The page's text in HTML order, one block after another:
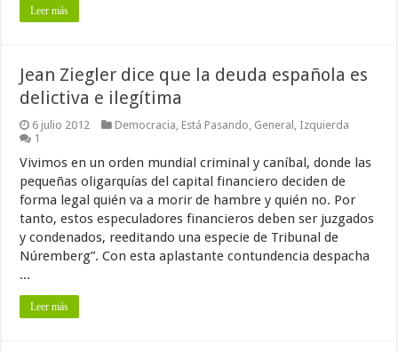
Leer más
Jean Ziegler dice que la deuda española es
delictiva e ilegítima
6 julio 2012 Democracia Está Pasando General Izquierda
1
Vivimos en un orden mundial criminal y caníbal, donde las
pequeñas oligarquías del capital financiero deciden de
forma legal quién va a morir de hambre y quién no. Por
tanto, estos especuladores financieros deben ser juzgados
y condenados, reeditando una especie de Tribunal de
Núremberg”. Con esta aplastante contundencia despacha
...
Leer más